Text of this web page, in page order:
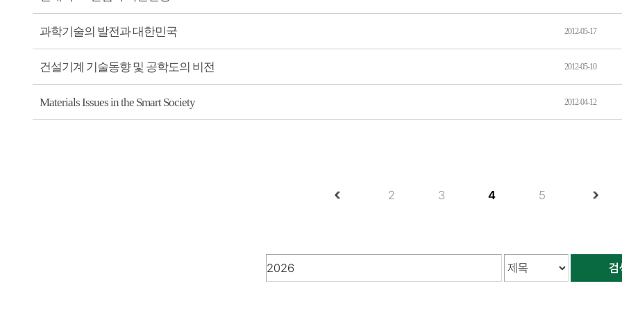
과학기술의 발전과 대한민국 2012-05-17
건설기계 기술동향 및 공학도의 비전 2012-05-10
Materials Issues in the Smart Society 2012-04-12
2 3 4 5
검